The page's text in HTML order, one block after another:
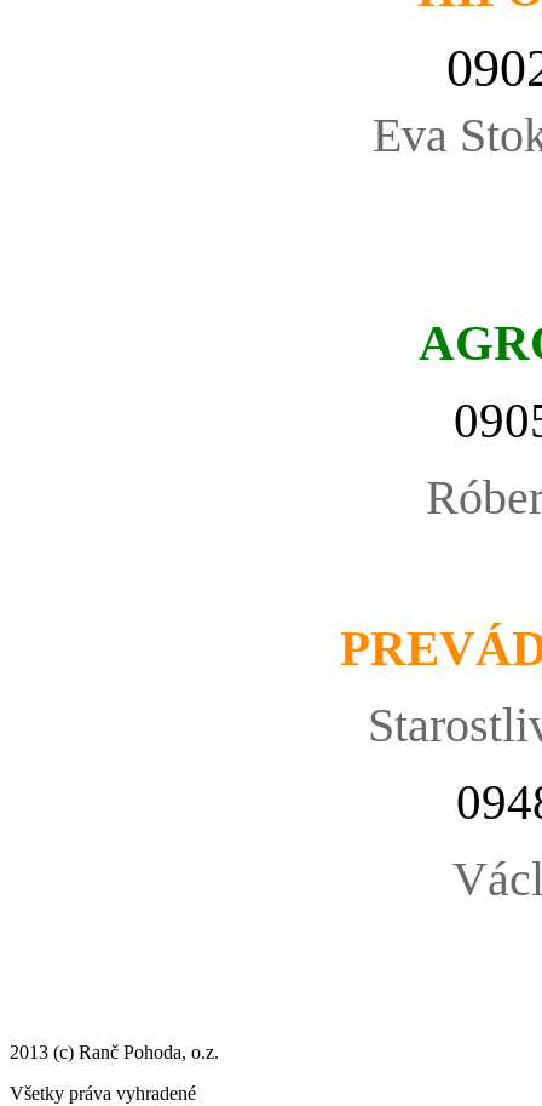
Eva
2013 (c) Ranč Pohoda, o.z.
Všetky práva vyhradené